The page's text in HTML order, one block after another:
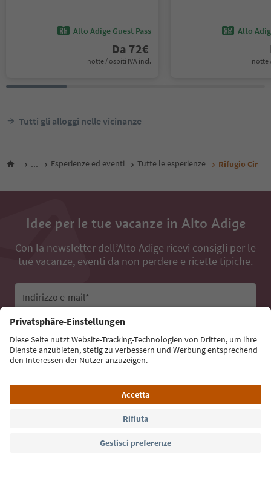
Alto Adige Guest Pass
Da 72€
notte / ospiti IVA incl.
Alto
notte
Tutti gli alloggi nelle vicinanze
... Esperienze ed eventi Tutte le esperienze Rifugio Cir
Idee per le tue vacanze in Alto Adige
Con la newsletter dell’Alto Adige ricevi consigli per le
tue vacanze, eventi da non perdere e ricette tipiche.
Indirizzo e-mail*
Iscriviti alla newsletter